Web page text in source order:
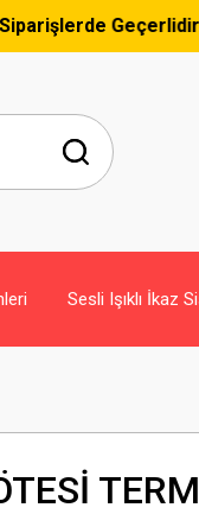
Geçerlidir. 🚚
Sesli Işıklı İkaz